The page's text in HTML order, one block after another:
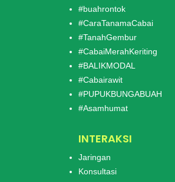
#buahrontok
#CaraTanamaCabai
#TanahGembur
#CabaiMerahKeriting
#BALIKMODAL
#Cabairawit
#PUPUKBUNGABUAH
#Asamhumat
INTERAKSI
Jaringan
Konsultasi